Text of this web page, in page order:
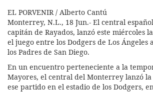
EL PORVENIR / Alberto Cantú
Monterrey, N.L., 18 Jun.- El central
capitán de Rayados, lanzó este miércoles
el juego entre los Dodgers de Los Ángeles
los Padres de San Diego.
En un encuentro perteneciente a la
Mayores, el central del Monterrey lanzó
ese partido en el estadio de los Dodgers,